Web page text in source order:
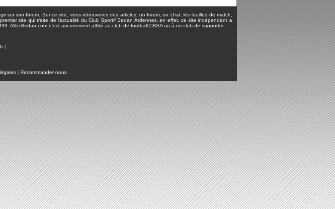
son forum. Sur ce site, vous retrouverez des articles, un forum, un chat, les feuilles de match,
site qui traite de l'actualité du Club Sportif Sedan Ardennes, en effet, ce site indépendant a
AllezSedan.com n'est aucunement affilié au club de football CSSA ou à un club de supporter.
|
| Recommander-nous